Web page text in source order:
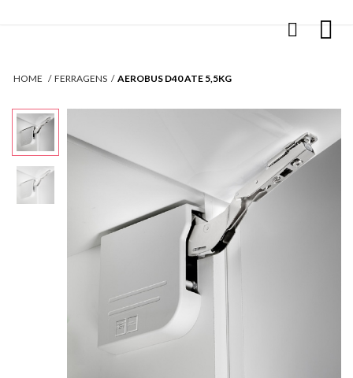
HOME FERRAGENS AEROBUS D40 ATE 5,5KG